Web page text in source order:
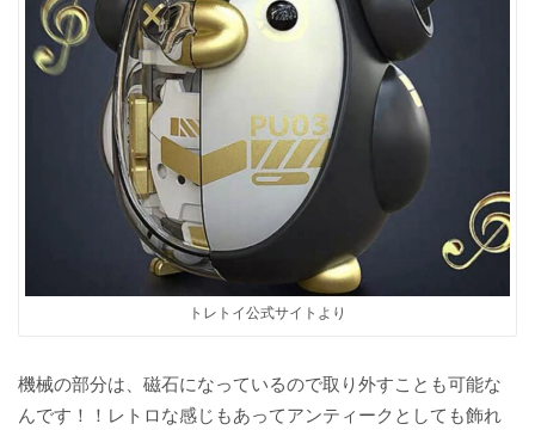
トレトイ公式サイトより
機械の部分は、磁石になっているので取り外すことも可能な
んです！！レトロな感じもあってアンティークとしても飾れ